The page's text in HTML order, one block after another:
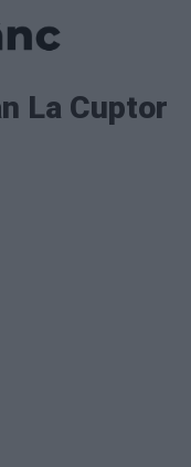
La Cuptor